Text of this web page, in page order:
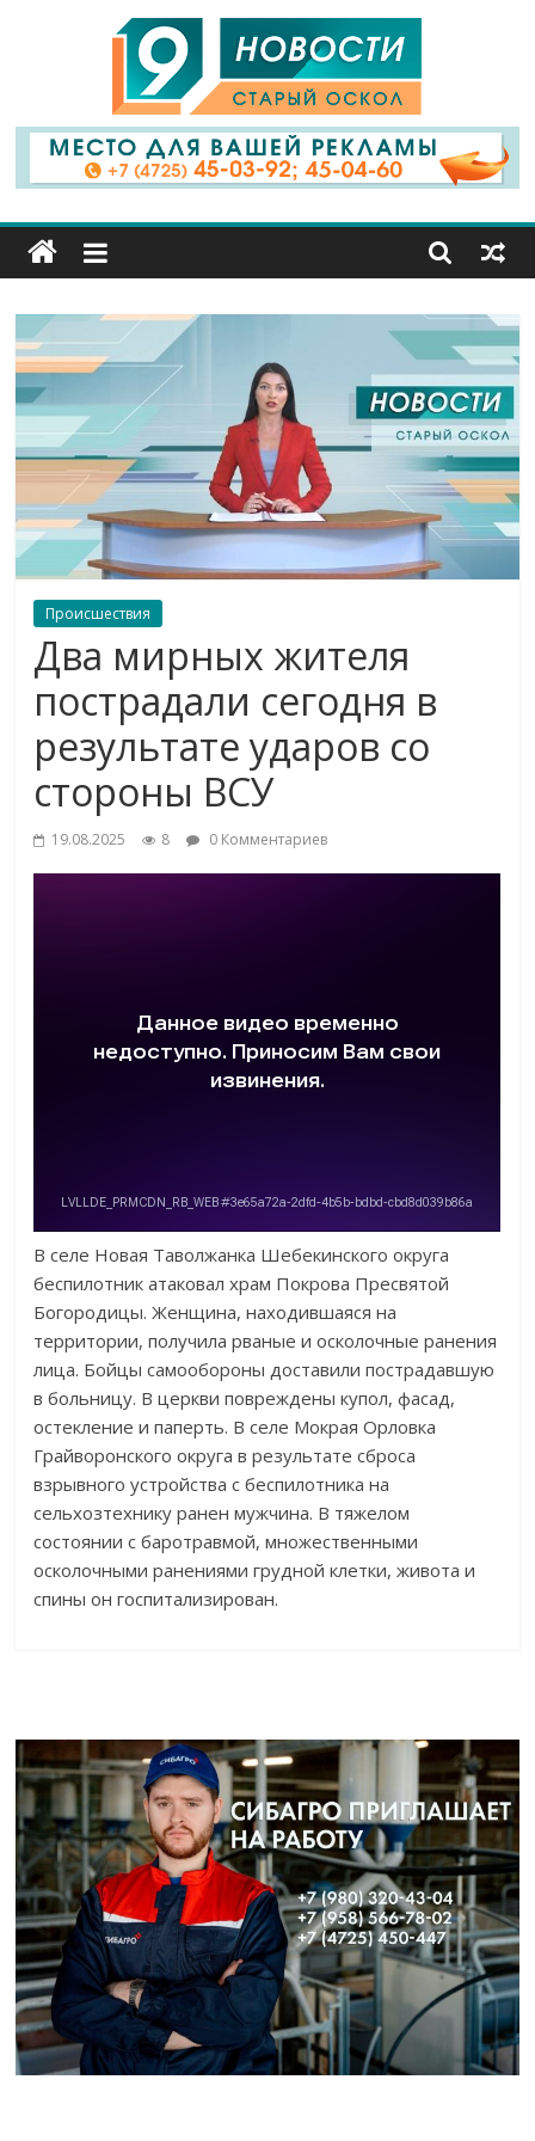
9
Канал
Старый
Оскол
Происшествия
Два мирных жителя
пострадали сегодня в
результате ударов со
стороны ВСУ
19.08.2025 8 0 Комментариев
В селе Новая Таволжанка Шебекинского округа
беспилотник атаковал храм Покрова Пресвятой
Богородицы. Женщина, находившаяся на
территории, получила рваные и осколочные ранения
лица. Бойцы самообороны доставили пострадавшую
в больницу. В церкви повреждены купол, фасад,
остекление и паперть. В селе Мокрая Орловка
Грайворонского округа в результате сброса
взрывного устройства с беспилотника на
сельхозтехнику ранен мужчина. В тяжелом
состоянии с баротравмой, множественными
осколочными ранениями грудной клетки, живота и
спины он госпитализирован.